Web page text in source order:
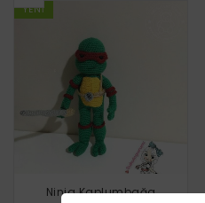
YENI
Ninja Kaplumbağa